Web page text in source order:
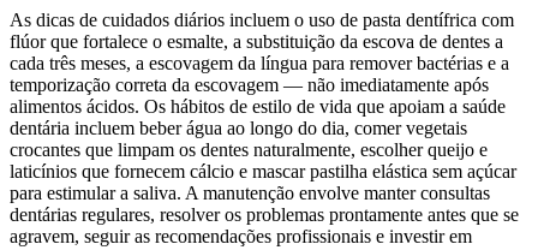
As dicas de cuidados diários incluem o uso de pasta dentífrica com
flúor que fortalece o esmalte, a substituição da escova de dentes a
cada três meses, a escovagem da língua para remover bactérias e a
temporização correta da escovagem — não imediatamente após
alimentos ácidos. Os hábitos de estilo de vida que apoiam a saúde
dentária incluem beber água ao longo do dia, comer vegetais
crocantes que limpam os dentes naturalmente, escolher queijo e
laticínios que fornecem cálcio e mascar pastilha elástica sem açúcar
para estimular a saliva. A manutenção envolve manter consultas
dentárias regulares, resolver os problemas prontamente antes que se
agravem, seguir as recomendações profissionais e investir em